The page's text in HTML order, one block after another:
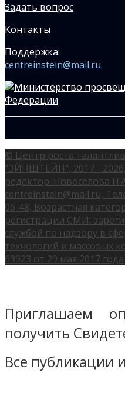
Задать вопрос
Контакты
Поддержка:
centreinstein@mail.ru
© Центр роста
"ЭЙНШТЕЙН", 2017 -
редактор: Новоселова
centreinstein@mail.ru,
06-48, Возрастная
регистрации СМИ:
службой по надзору в
технологий и массовых
69923 от 29 мая 2017 года
Приглашаем
получить
Все публикации